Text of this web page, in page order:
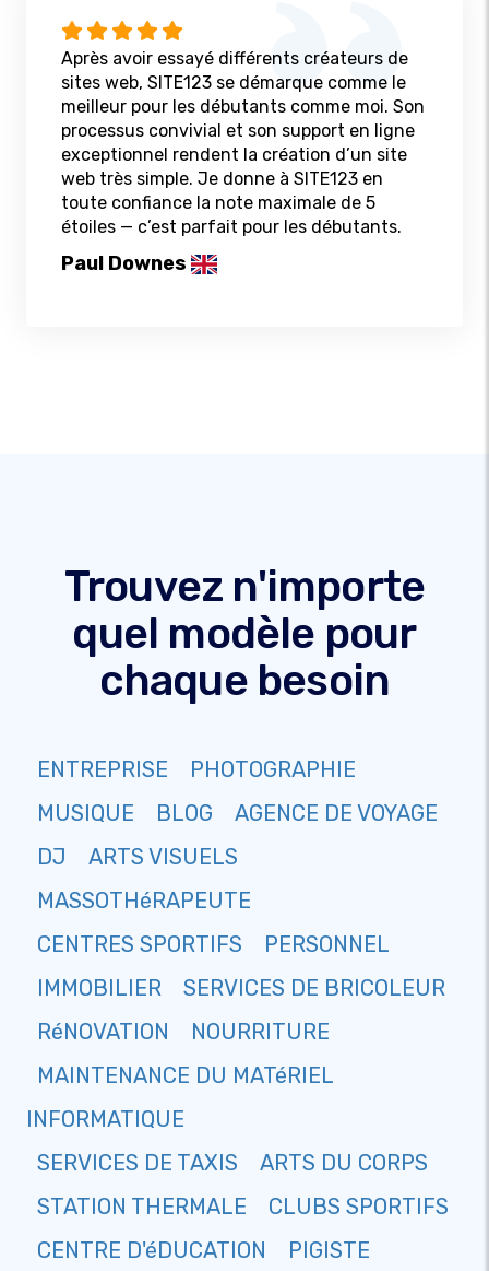
Après avoir essayé différents créateurs de
sites web, SITE123 se démarque comme le
meilleur pour les débutants comme moi. Son
processus convivial et son support en ligne
exceptionnel rendent la création d’un site
web très simple. Je donne à SITE123 en
toute confiance la note maximale de 5
étoiles — c’est parfait pour les débutants.
Paul Downes
Trouvez n'importe
quel modèle pour
chaque besoin
ENTREPRISE
PHOTOGRAPHIE
MUSIQUE
BLOG
AGENCE DE VOYAGE
DJ
ARTS VISUELS
MASSOTHéRAPEUTE
CENTRES SPORTIFS
PERSONNEL
IMMOBILIER
SERVICES DE BRICOLEUR
RéNOVATION
NOURRITURE
MAINTENANCE DU MATéRIEL
INFORMATIQUE
SERVICES DE TAXIS
ARTS DU CORPS
STATION THERMALE
CLUBS SPORTIFS
CENTRE D'éDUCATION
PIGISTE